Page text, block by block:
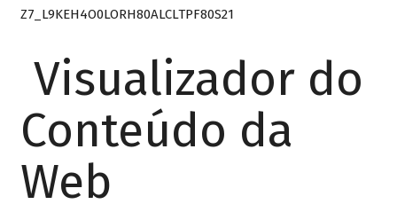
Z7_L9KEH4O0LORH80ALCLTPF80S21
Visualizador do
Conteúdo da
Web